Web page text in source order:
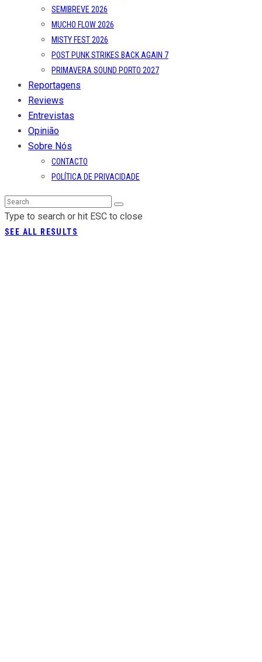
SEMIBREVE 2026
MUCHO FLOW 2026
MISTY FEST 2026
POST PUNK STRIKES BACK AGAIN 7
PRIMAVERA SOUND PORTO 2027
Reportagens
Reviews
Entrevistas
Opinião
Sobre Nós
CONTACTO
POLÍTICA DE PRIVACIDADE
Type to search or hit ESC to close
SEE ALL RESULTS